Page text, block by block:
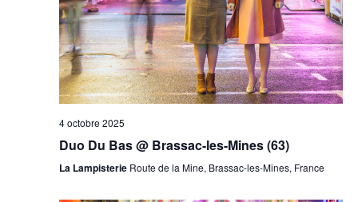
4 octobre 2025
Duo Du Bas @ Brassac-les-Mines (63)
La Lampisterie Route de la Mine, Brassac-les-Mines, France